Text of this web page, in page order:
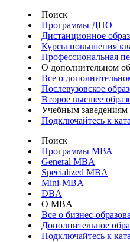
Поиск
Программы ДПО
Дистанционное
Курсы повышения
Профессиональная
О дополнительном
Все о
Послевузовское
Второе высшее
Учебным заведениям
Подключайтесь к
Поиск
Программы МВА
General MBA
Specialized MBA
Mini-MBA
DBA
О MBA
Все о бизнес-
Дополнительное
Подключайтесь к